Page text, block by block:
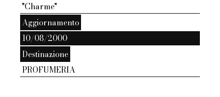
"Charme"
Aggiornamento
10/08/2000
Destinazione
PROFUMERIA